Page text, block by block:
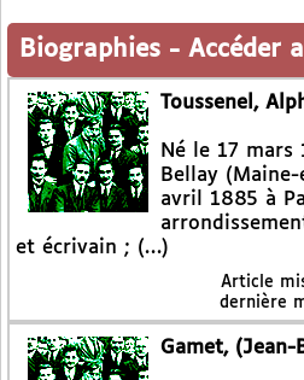
Biographies - Accéder
Toussenel,
Né le 17
Bellay
avril 1885 à
et écrivain ; (…)
Article
dernière
Gamet,